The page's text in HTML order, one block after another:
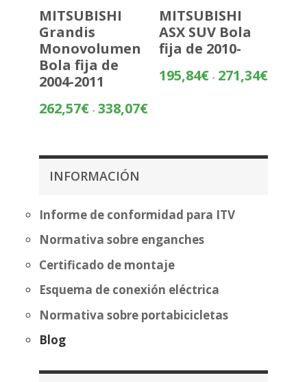
MITSUBISHI
Grandis
Monovolumen
Bola fija de
2004-2011
262,57€ - 338,07€Rango
MITSUBISHI
ASX SUV Bola
fija de 2010-
195,84€ - 271,34€Rango
INFORMACIÓN
Informe de conformidad para ITV
Normativa sobre enganches
Certificado de montaje
Esquema de conexión eléctrica
Normativa sobre portabicicletas
Blog